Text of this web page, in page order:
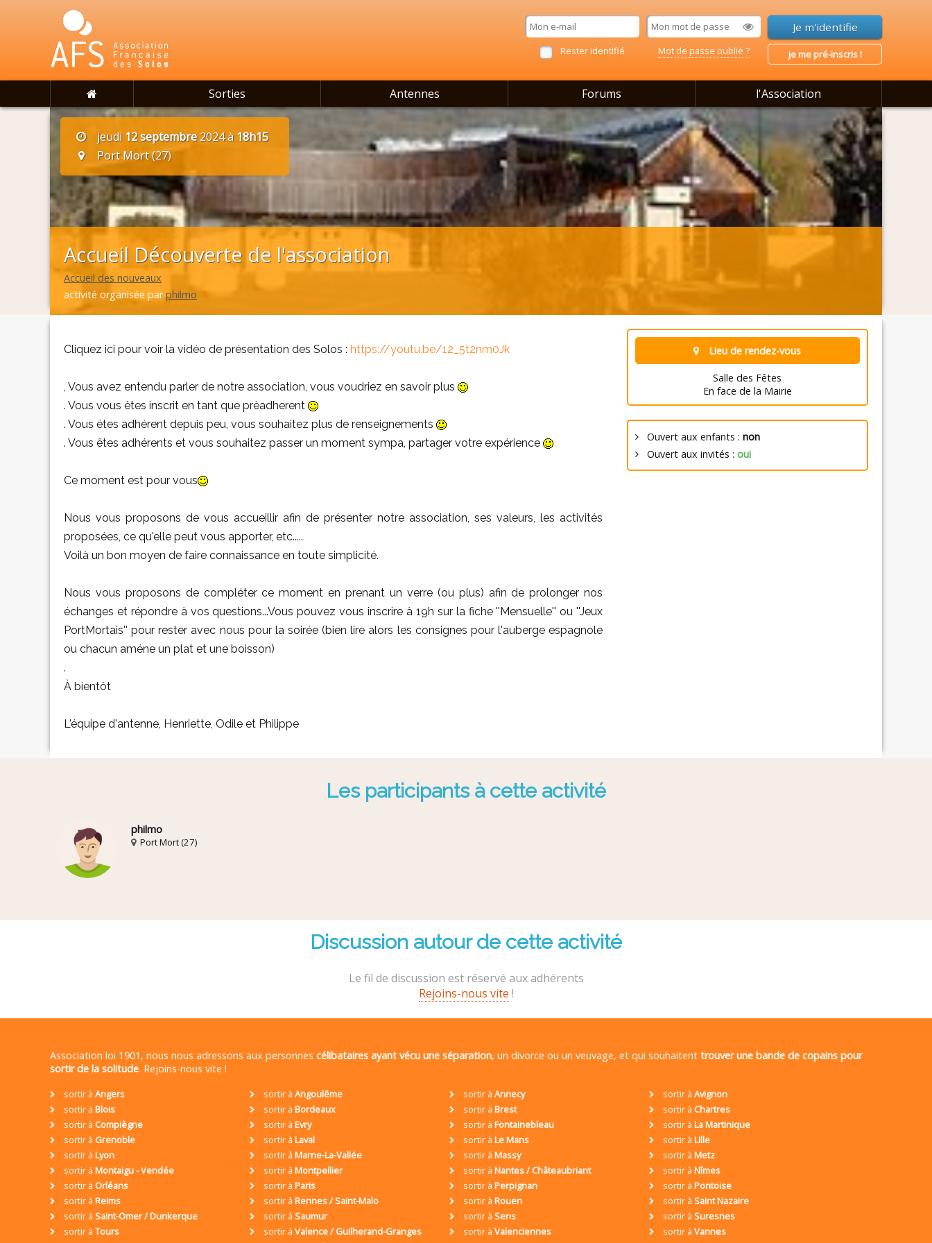
Rester identifié Mot de passe oublié ? je me pré-inscris !
Sorties Antennes Forums l'Association
jeudi 12 septembre2024 à 18h15
Port Mort (27)
Accueil Découverte de l'association
Accueil des nouveaux
activité organisée parphilmo
Cliquez ici pour voir la vidéo de présentation des Solos : https://youtu.be/12_5t2nm0Jk
, Vous avez entendu parler de notre association, vous voudriez en savoir plus
. Vous vous êtes inscrit en tant que prèadherent
. Vous étes adhérent depuis peu, vous souhaitez plus de renseignements
. Vous êtes adhérents et vous souhaitez passer un moment sympa, partager votre expérience
Ce moment est pour vous
Nous vous proposons de vous accueillir afin de présenter notre association, ses valeurs, les activités
proposées, ce qu'elle peut vous apporter, etc.....
Voilà un bon moyen de faire connaissance en toute simplicité.
Nous vous proposons de compléter ce moment en prenant un verre (ou plus) afin de prolonger nos
échanges et répondre à vos questions...Vous pouvez vous inscrire à 19h sur la fiche ''Mensuelle'' ou ''Jeux
PortMortais'' pour rester avec nous pour la soirée (bien lire alors les consignes pour l'auberge espagnole
ou chacun améne un plat et une boisson)
.
À bientôt
L'équipe d'antenne, Henriette, Odile et Philippe
Lieu de rendez-vous
Salle des Fêtes
En face de la Mairie
Ouvert aux enfants : non
Ouvert aux invités : oui
Les participants à cette activité
philmo
Port Mort (27)
Discussion autour de cette activité
Le fil de discussion est réservé aux adhérents
Rejoins-nous vite !
Association loi 1901, nous nous adressons aux personnes célibataires ayant vécu une séparation, un divorce ou un veuvage, et qui souhaitent trouver une bande de copains pour
sortir de la solitude. Rejoins-nous vite !
sortir à Angers sortir à Angoulême sortir à Annecy sortir à Avignon
sortir à Blois sortir à Bordeaux sortir à Brest sortir à Chartres
sortir à Compiègne sortir à Evry sortir à Fontainebleau sortir à La Martinique
sortir à Grenoble sortir à Laval sortir à Le Mans sortir à Lille
sortir à Lyon sortir à Marne-La-Vallée sortir à Massy sortir à Metz
sortir à Montaigu - Vendée sortir à Montpellier sortir à Nantes / Châteaubriant sortir à Nîmes
sortir à Orléans sortir à Paris sortir à Perpignan sortir à Pontoise
sortir à Reims sortir à Rennes / Saint-Malo sortir à Rouen sortir à Saint Nazaire
sortir à Saint-Omer / Dunkerque sortir à Saumur sortir à Sens sortir à Suresnes
sortir à Tours sortir à Valence / Guilherand-Granges sortir à Valenciennes sortir à Vannes